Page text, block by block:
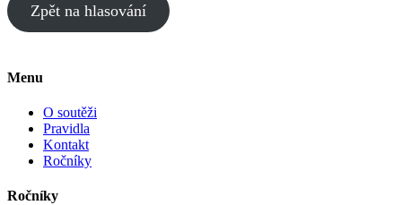
Zpět na hlasování
Menu
O soutěži
Pravidla
Kontakt
Ročníky
Ročníky